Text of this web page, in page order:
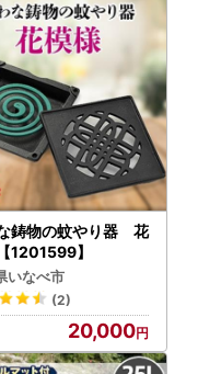
鋳物の蚊やり器 花
1201599】
いなべ市
(2)
20,000